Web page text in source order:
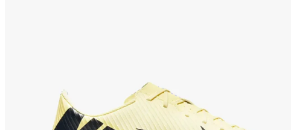
Guantes
Zapatillas de adultoZapatillas de niño